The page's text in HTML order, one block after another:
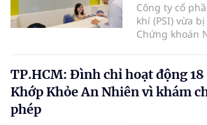
Công ty cổ
khí (PSI) vừa
Chứng khoán
khoán.
TP.HCM: Đình chỉ hoạt động 18
Khớp Khỏe An Nhiên vì khám
phép